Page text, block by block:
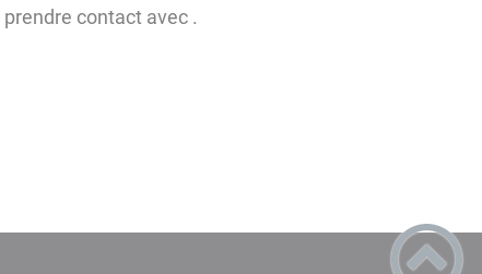
contact avec .